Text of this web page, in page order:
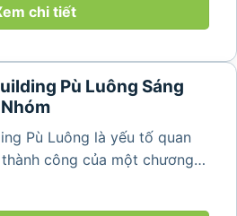
khí...
chi tiết
Pù Luông Sáng
Pù Luông là yếu tố quan
công của một chương
Một kịch bản được xây
mang đến những phút